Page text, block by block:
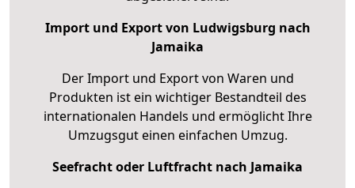
Import und Export von Ludwigsburg nach
Jamaika
Der Import und Export von Waren und
Produkten ist ein wichtiger Bestandteil des
internationalen Handels und ermöglicht Ihre
Umzugsgut einen einfachen Umzug.
Seefracht oder Luftfracht nach Jamaika